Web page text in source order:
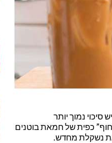
סיכוי נמוך יותר
כפית של חמאת בוטנים
נשקלת מחדש.